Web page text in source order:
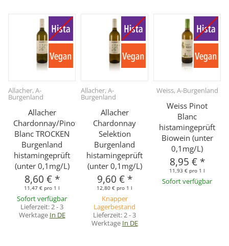
Allacher, A-
Burgenland
Allacher
Chardonnay/Pinot
Blanc TROCKEN
Burgenland
histamingeprüft
(unter 0,1mg/L)
8,60 € *
11,47 € pro 1 l
Sofort verfügbar
Lieferzeit:2 - 3
Werktage In DE
Allacher, A-
Burgenland
Allacher
Chardonnay
Selektion
Burgenland
histamingeprüft
(unter 0,1mg/L)
9,60 € *
12,80 € pro 1 l
Knapper
Lagerbestand
Lieferzeit:2 - 3
Werktage In DE
Weiss, A-Burgenland
Weiss Pinot
Blanc
histamingeprüft
Biowein (unter
0,1mg/L)
8,95 € *
11,93 € pro 1 l
Sofort verfügbar